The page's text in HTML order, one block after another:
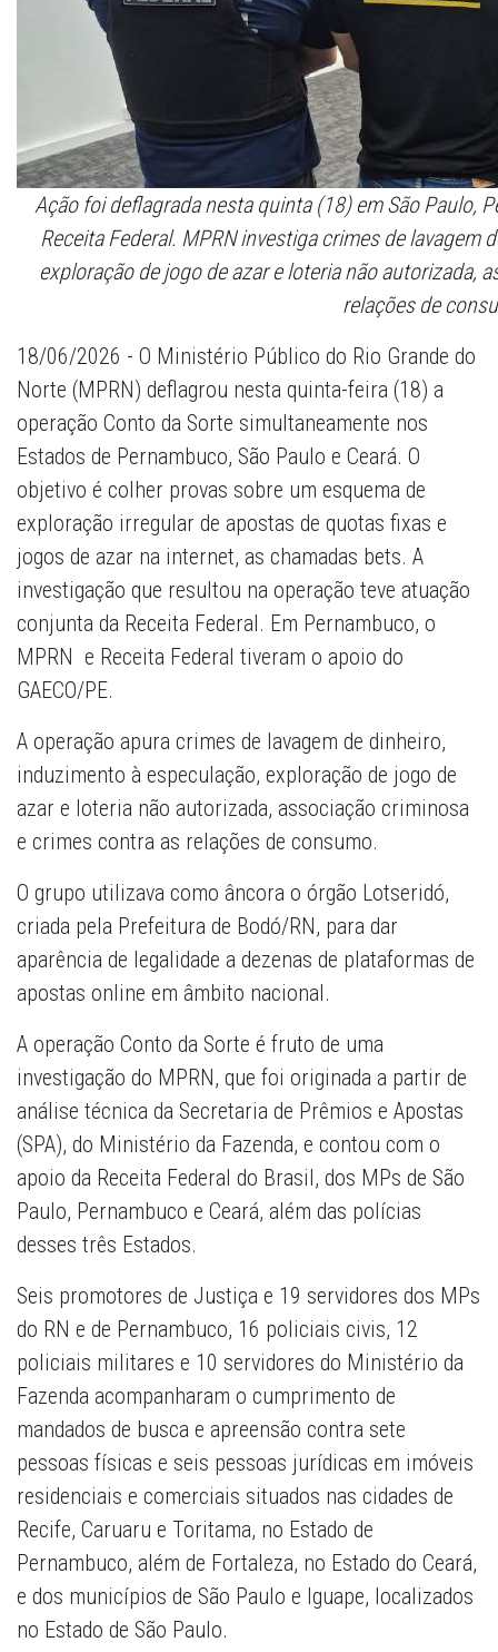
Ação foi deflagrada nesta quinta (18) em São Paulo,
Receita Federal. MPRN investiga crimes de lavagem
exploração de jogo de azar e loteria não autorizada,
relações de
18/06/2026 - O Ministério Público do Rio Grande do
Norte (MPRN) deflagrou nesta quinta-feira (18) a
operação Conto da Sorte simultaneamente nos
Estados de Pernambuco, São Paulo e Ceará. O
objetivo é colher provas sobre um esquema de
exploração irregular de apostas de quotas fixas e
jogos de azar na internet, as chamadas bets. A
investigação que resultou na operação teve atuação
conjunta da Receita Federal. Em Pernambuco, o
MPRN e Receita Federal tiveram o apoio do
GAECO/PE.
A operação apura crimes de lavagem de dinheiro,
induzimento à especulação, exploração de jogo de
azar e loteria não autorizada, associação criminosa
e crimes contra as relações de consumo.
O grupo utilizava como âncora o órgão Lotseridó,
criada pela Prefeitura de Bodó/RN, para dar
aparência de legalidade a dezenas de plataformas de
apostas online em âmbito nacional.
A operação Conto da Sorte é fruto de uma
investigação do MPRN, que foi originada a partir de
análise técnica da Secretaria de Prêmios e Apostas
(SPA), do Ministério da Fazenda, e contou com o
apoio da Receita Federal do Brasil, dos MPs de São
Paulo, Pernambuco e Ceará, além das polícias
desses três Estados.
Seis promotores de Justiça e 19 servidores dos MPs
do RN e de Pernambuco, 16 policiais civis, 12
policiais militares e 10 servidores do Ministério da
Fazenda acompanharam o cumprimento de
mandados de busca e apreensão contra sete
pessoas físicas e seis pessoas jurídicas em imóveis
residenciais e comerciais situados nas cidades de
Recife, Caruaru e Toritama, no Estado de
Pernambuco, além de Fortaleza, no Estado do Ceará,
e dos municípios de São Paulo e Iguape, localizados
no Estado de São Paulo.